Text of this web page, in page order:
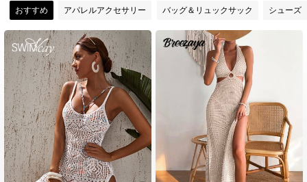
4.89 379K フォロワー
4.89 379K フォロワー
4.89 379K フォロワー
4.89 379K フォロワー
おすすめ アパレルアクセサリー バッグ＆リュックサック シューズ